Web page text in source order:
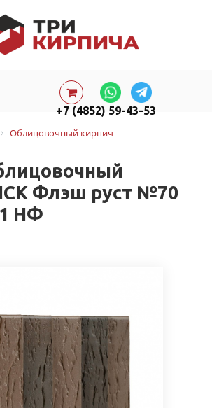
+7 (4852) 59-43-53
Облицовочный кирпич
Флэш руст №70
НФ